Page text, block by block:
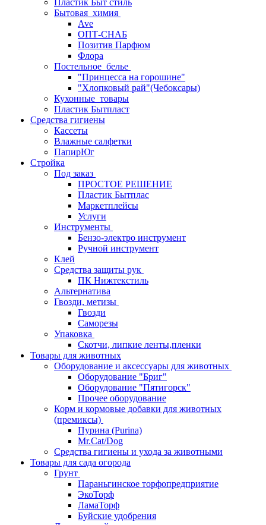
Пластик Быт стиль
Бытовая_химия
Ave
ОПТ-СНАБ
Позитив Парфюм
Флора
Постельное_белье
"Принцесса на горошине"
"Хлопковый рай"(Чебоксары)
Кухонные_товары
Пластик Бытпласт
Средства гигиены
Кассеты
Влажные салфетки
ПапирЮг
Стройка
Под заказ
ПРОСТОЕ РЕШЕНИЕ
Пластик Бытплас
Маркетплейсы
Услуги
Инструменты
Бензо-электро инструмент
Ручной инструмент
Клей
Средства защиты рук
ПК Нижтекстиль
Альтернатива
Гвозди, метизы
Гвозди
Саморезы
Упаковка
Скотчи, липкие ленты,пленки
Товары для животных
Оборудование и аксессуары для животных
Оборудование "Бриг"
Оборудование "Пятигорск"
Прочее оборудование
Корм и кормовые добавки для животных
(премиксы)
Пурина (Purina)
Mr.Cat/Dog
Средства гигиены и ухода за животными
Товары для сада огорода
Грунт
Параньгинское торфопредприятие
ЭкоТорф
ЛамаТорф
Буйские удобрения